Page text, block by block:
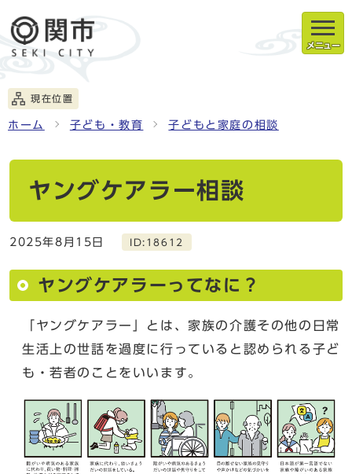
メニュー
現在位置
ホーム 子ども・教育 子どもと家庭の相談
ヤングケアラー相談
2025年8月15日 ID:18612
ヤングケアラーってなに？
「ヤングケアラー」とは、家族の介護その他の日常
生活上の世話を過度に行っていると認められる子ど
も・若者のことをいいます。